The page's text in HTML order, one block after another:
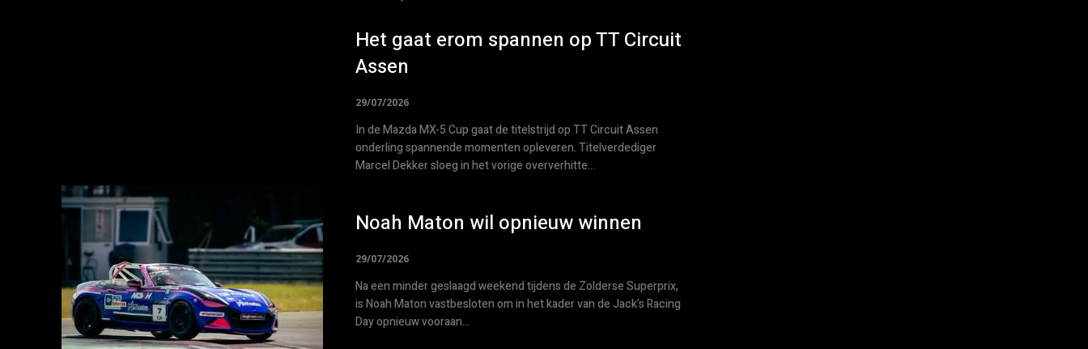
Het gaat erom spannen op TT Circuit
Assen
29/07/2026
In de Mazda MX-5 Cup gaat de titelstrijd op TT Circuit Assen
onderling spannende momenten opleveren. Titelverdediger
Marcel Dekker sloeg in het vorige oververhitte...
Noah Maton wil opnieuw winnen
29/07/2026
Na een minder geslaagd weekend tijdens de Zolderse Superprix,
is Noah Maton vastbesloten om in het kader van de Jack’s Racing
Day opnieuw vooraan...